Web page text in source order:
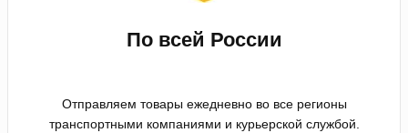
По всей России
Отправляем товары ежедневно во все регионы
транспортными компаниями и курьерской службой.